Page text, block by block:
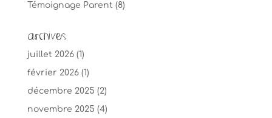
Témoignage Parent (8)
Archives
juillet 2026(1)
février 2026(1)
décembre 2025 (2)
novembre 2025 (4)